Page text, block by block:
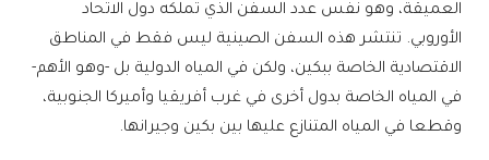
العميقة، وهو نفس عدد السفن الذي تملكه دول الاتحاد
الأوروبي. تنتشر هذه السفن الصينية ليس فقط في المناطق
الاقتصادية الخاصة ببكين، ولكن في المياه الدولية بل -وهو الأهم-
في المياه الخاصة بدول أخرى في غرب أفريقيا وأميركا الجنوبية،
وقطعا في المياه المتنازع عليها بين بكين وجيرانها.